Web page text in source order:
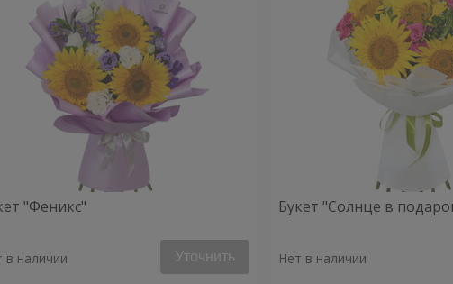
"Феникс"
в наличии Уточнить
Букет "Солнце в
Нет в наличии